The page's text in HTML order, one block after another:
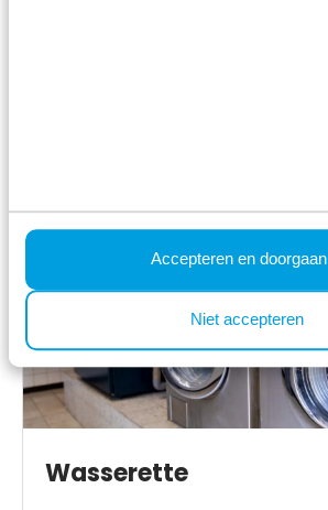
Accepteren en doorgaan
Niet accepteren
Wasserette